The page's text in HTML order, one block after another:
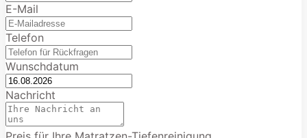
E-Mail
Telefon
Wunschdatum
Nachricht